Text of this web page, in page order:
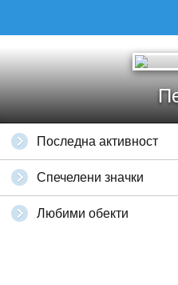
Последна активност
Спечелени значки
Любими обекти